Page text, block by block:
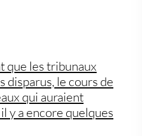
que les tribunaux
disparus, le cours de
qui auraient
y a encore quelques